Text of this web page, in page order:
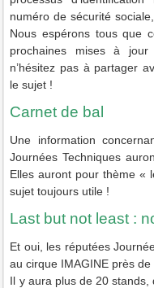
numéro de sécurité
Nous espérons tous que
prochaines mises à jour
n’hésitez pas à partager
le sujet !
Carnet de bal
Une information
Journées Techniques
Elles auront pour thème «
sujet toujours utile !
Last but not least :
Et oui, les réputées
au cirque IMAGINE près
Il y aura plus de 20 stands,